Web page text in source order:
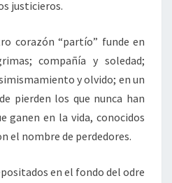
justicieros.
corazón “partío” funde en
compañía y soledad;
y olvido; en un
pierden los que nunca han
ganen en la vida, conocidos
el nombre de perdedores.
en el fondo del odre